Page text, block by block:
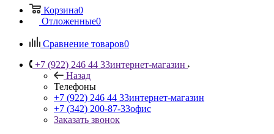
Корзина0
Отложенные0
Сравнение товаров0
+7 (922) 246 44 33интернет-магазин
Назад
Телефоны
+7 (922) 246 44 33интернет-магазин
+7 (342) 200-87-33офис
Заказать звонок